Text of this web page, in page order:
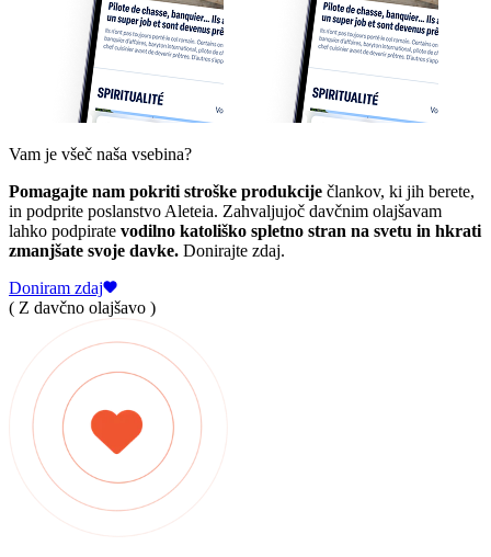
Vam je všeč naša vsebina?
Pomagajte nam pokriti stroške produkcije člankov, ki jih berete,
in podprite poslanstvo Aleteia. Zahvaljujoč davčnim olajšavam
lahko podpirate vodilno katoliško spletno stran na svetu in hkrati
zmanjšate svoje davke. Donirajte zdaj.
Doniram zdaj
( Z davčno olajšavo )